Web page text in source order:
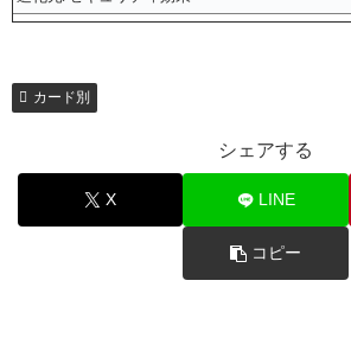
カード別
シェアする
X LINE
コピー